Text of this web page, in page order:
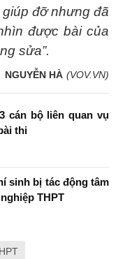
đỡ nhưng đã
được bài của
sửa”.
NGUYỄN HÀ (VOV.VN)
cán bộ liên quan vụ
thi
sinh bị tác động tâm
THPT